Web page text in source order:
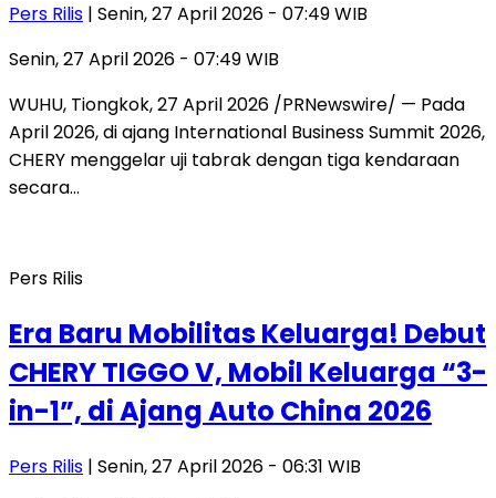
Pers Rilis | Senin, 27 April 2026 - 07:49 WIB
Senin, 27 April 2026 - 07:49 WIB
WUHU, Tiongkok, 27 April 2026 /PRNewswire/ — Pada
April 2026, di ajang International Business Summit 2026,
CHERY menggelar uji tabrak dengan tiga kendaraan
secara…
Pers Rilis
Era Baru Mobilitas Keluarga! Debut
CHERY TIGGO V, Mobil Keluarga “3-
in-1”, di Ajang Auto China 2026
Pers Rilis | Senin, 27 April 2026 - 06:31 WIB